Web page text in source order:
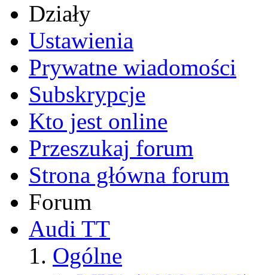
Działy
Ustawienia
Prywatne wiadomości
Subskrypcje
Kto jest online
Przeszukaj forum
Strona główna forum
Forum
Audi TT
Ogólne